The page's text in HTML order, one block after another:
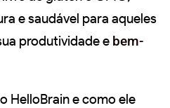
e saudável para aqueles
produtividade e bem-
HelloBrain e como ele